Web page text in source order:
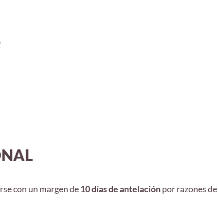
con un margen de10 días de antelaciónpor razones